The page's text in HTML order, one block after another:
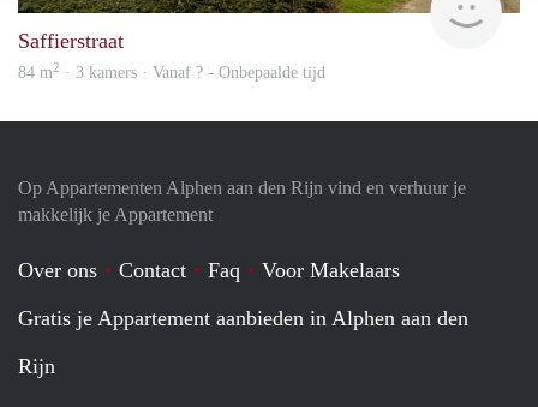
Saffierstraat
84 m2 · 3 kamers · Vanaf ? - Onbepaalde tijd
Op Appartementen Alphen aan den Rijn vind en verhuur je
makkelijk je Appartement
Over ons Contact Faq
Voor Makelaars
Gratis je Appartement aanbieden in Alphen aan den
Rijn